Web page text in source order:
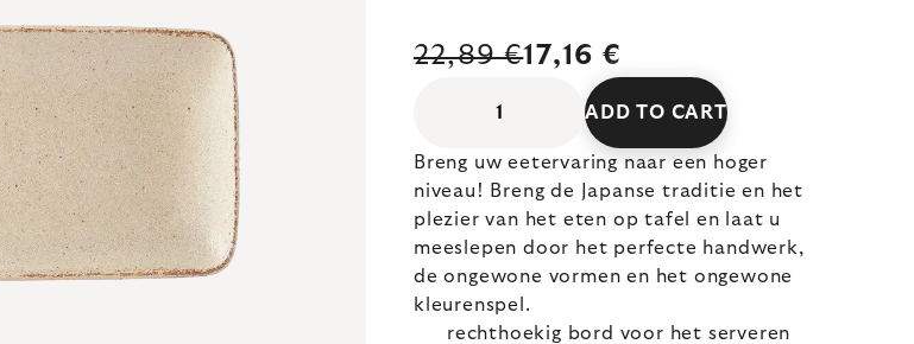
22,89 €17,16 €
ADD TO CART
Breng uw eetervaring naar een hoger
niveau! Breng de Japanse traditie en het
plezier van het eten op tafel en laat u
meeslepen door het perfecte handwerk,
de ongewone vormen en het ongewone
kleurenspel.
rechthoekig bord voor het serveren